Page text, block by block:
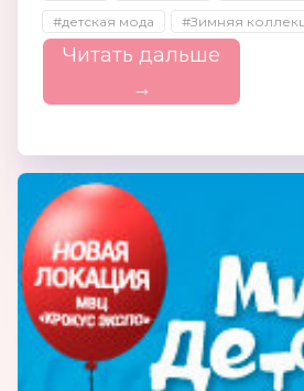
#детская мода
#Зимняя
Читать дальше
→